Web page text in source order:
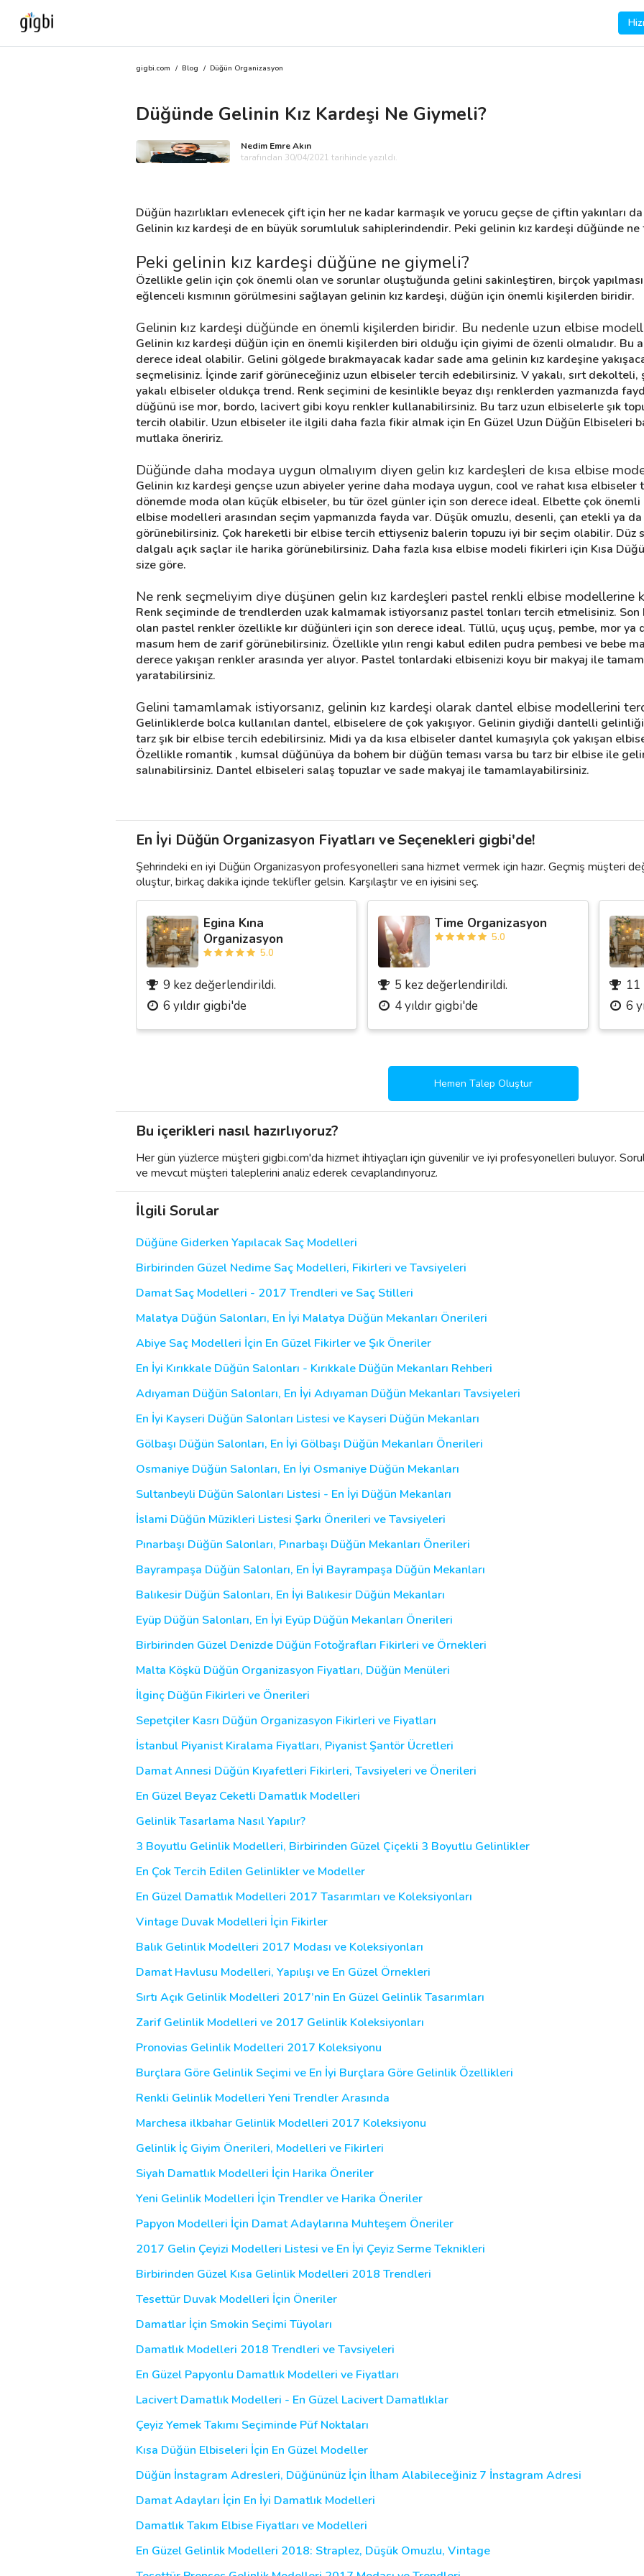
gigbi.com / Blog / Düğün Organizasyon
Düğünde Gelinin Kız Kardeşi Ne Giymeli?
Nedim Emre Akın
tarafından 30/04/2021 tarihinde yazıldı.
Düğün hazırlıkları evlenecek çift için her ne kadar karmaşık ve yorucu geçse de çiftin yakınları
Gelinin kız kardeşi de en büyük sorumluluk sahiplerindendir. Peki gelinin kız kardeşi düğünde
Peki gelinin kız kardeşi düğüne ne giymeli?
Özellikle gelin için çok önemli olan ve sorunlar oluştuğunda gelini sakinleştiren, birçok
eğlenceli kısmının görülmesini sağlayan gelinin kız kardeşi, düğün için önemli kişilerden biridir.
Gelinin kız kardeşi düğünde en önemli kişilerden biridir. Bu nedenle uzun elbise
Gelinin kız kardeşi düğün için en önemli kişilerden biri olduğu için giyimi de özenli olmalıdır. Bu
derece ideal olabilir. Gelini gölgede bırakmayacak kadar sade ama gelinin kız kardeşine
seçmelisiniz. İçinde zarif görüneceğiniz uzun elbiseler tercih edebilirsiniz. V yakalı, sırt
yakalı elbiseler oldukça trend. Renk seçimini de kesinlikle beyaz dışı renklerden yazmanızda
düğünü ise mor, bordo, lacivert gibi koyu renkler kullanabilirsiniz. Bu tarz uzun elbiselerle şık
tercih olabilir. Uzun elbiseler ile ilgili daha fazla fikir almak için En Güzel Uzun Düğün Elbiseleri
mutlaka öneririz.
Düğünde daha modaya uygun olmalıyım diyen gelin kız kardeşleri de kısa elbise
Gelinin kız kardeşi gençse uzun abiyeler yerine daha modaya uygun, cool ve rahat kısa
dönemde moda olan küçük elbiseler, bu tür özel günler için son derece ideal. Elbette çok önemli
elbise modelleri arasından seçim yapmanızda fayda var. Düşük omuzlu, desenli, çan etekli ya
görünebilirsiniz. Çok hareketli bir elbise tercih ettiyseniz balerin topuzu iyi bir seçim olabilir. Düz
dalgalı açık saçlar ile harika görünebilirsiniz. Daha fazla kısa elbise modeli fikirleri için Kısa
size göre.
Ne renk seçmeliyim diye düşünen gelin kız kardeşleri pastel renkli elbise modellerine
Renk seçiminde de trendlerden uzak kalmamak istiyorsanız pastel tonları tercih etmelisiniz.
olan pastel renkler özellikle kır düğünleri için son derece ideal. Tüllü, uçuş uçuş, pembe, mor
masum hem de zarif görünebilirsiniz. Özellikle yılın rengi kabul edilen pudra pembesi ve bebe
derece yakışan renkler arasında yer alıyor. Pastel tonlardaki elbisenizi koyu bir makyaj ile
yaratabilirsiniz.
Gelini tamamlamak istiyorsanız, gelinin kız kardeşi olarak dantel elbise modellerini
Gelinliklerde bolca kullanılan dantel, elbiselere de çok yakışıyor. Gelinin giydiği dantelli
tarz şık bir elbise tercih edebilirsiniz. Midi ya da kısa elbiseler dantel kumaşıyla çok yakışan
Özellikle romantik , kumsal düğünüya da bohem bir düğün teması varsa bu tarz bir elbise ile
salınabilirsiniz. Dantel elbiseleri salaş topuzlar ve sade makyaj ile tamamlayabilirsiniz.
En İyi Düğün Organizasyon Fiyatları ve Seçenekleri gigbi'de!
Şehrindeki en iyi Düğün Organizasyon profesyonelleri sana hizmet vermek için hazır. Geçmiş müşteri
oluştur, birkaç dakika içinde teklifler gelsin. Karşılaştır ve en iyisini seç.
Egina Kına
Organizasyon
5.0
9 kez değerlendirildi.
6 yıldır gigbi'de
Time Organizasyon
5.0
5 kez değerlendirildi.
4 yıldır gigbi'de
11
6
Hemen Talep Oluştur
Bu içerikleri nasıl hazırlıyoruz?
Her gün yüzlerce müşteri gigbi.com'da hizmet ihtiyaçları için güvenilir ve iyi profesyonelleri buluyor.
ve mevcut müşteri taleplerini analiz ederek cevaplandırıyoruz.
İlgili Sorular
Düğüne Giderken Yapılacak Saç Modelleri
Birbirinden Güzel Nedime Saç Modelleri, Fikirleri ve Tavsiyeleri
Damat Saç Modelleri - 2017 Trendleri ve Saç Stilleri
Malatya Düğün Salonları, En İyi Malatya Düğün Mekanları Önerileri
Abiye Saç Modelleri İçin En Güzel Fikirler ve Şık Öneriler
En İyi Kırıkkale Düğün Salonları - Kırıkkale Düğün Mekanları Rehberi
Adıyaman Düğün Salonları, En İyi Adıyaman Düğün Mekanları Tavsiyeleri
En İyi Kayseri Düğün Salonları Listesi ve Kayseri Düğün Mekanları
Gölbaşı Düğün Salonları, En İyi Gölbaşı Düğün Mekanları Önerileri
Osmaniye Düğün Salonları, En İyi Osmaniye Düğün Mekanları
Sultanbeyli Düğün Salonları Listesi - En İyi Düğün Mekanları
İslami Düğün Müzikleri Listesi Şarkı Önerileri ve Tavsiyeleri
Pınarbaşı Düğün Salonları, Pınarbaşı Düğün Mekanları Önerileri
Bayrampaşa Düğün Salonları, En İyi Bayrampaşa Düğün Mekanları
Balıkesir Düğün Salonları, En İyi Balıkesir Düğün Mekanları
Eyüp Düğün Salonları, En İyi Eyüp Düğün Mekanları Önerileri
Birbirinden Güzel Denizde Düğün Fotoğrafları Fikirleri ve Örnekleri
Malta Köşkü Düğün Organizasyon Fiyatları, Düğün Menüleri
İlginç Düğün Fikirleri ve Önerileri
Sepetçiler Kasrı Düğün Organizasyon Fikirleri ve Fiyatları
İstanbul Piyanist Kiralama Fiyatları, Piyanist Şantör Ücretleri
Damat Annesi Düğün Kıyafetleri Fikirleri, Tavsiyeleri ve Önerileri
En Güzel Beyaz Ceketli Damatlık Modelleri
Gelinlik Tasarlama Nasıl Yapılır?
3 Boyutlu Gelinlik Modelleri, Birbirinden Güzel Çiçekli 3 Boyutlu Gelinlikler
En Çok Tercih Edilen Gelinlikler ve Modeller
En Güzel Damatlık Modelleri 2017 Tasarımları ve Koleksiyonları
Vintage Duvak Modelleri İçin Fikirler
Balık Gelinlik Modelleri 2017 Modası ve Koleksiyonları
Damat Havlusu Modelleri, Yapılışı ve En Güzel Örnekleri
Sırtı Açık Gelinlik Modelleri 2017’nin En Güzel Gelinlik Tasarımları
Zarif Gelinlik Modelleri ve 2017 Gelinlik Koleksiyonları
Pronovias Gelinlik Modelleri 2017 Koleksiyonu
Burçlara Göre Gelinlik Seçimi ve En İyi Burçlara Göre Gelinlik Özellikleri
Renkli Gelinlik Modelleri Yeni Trendler Arasında
Marchesa ilkbahar Gelinlik Modelleri 2017 Koleksiyonu
Gelinlik İç Giyim Önerileri, Modelleri ve Fikirleri
Siyah Damatlık Modelleri İçin Harika Öneriler
Yeni Gelinlik Modelleri İçin Trendler ve Harika Öneriler
Papyon Modelleri İçin Damat Adaylarına Muhteşem Öneriler
2017 Gelin Çeyizi Modelleri Listesi ve En İyi Çeyiz Serme Teknikleri
Birbirinden Güzel Kısa Gelinlik Modelleri 2018 Trendleri
Tesettür Duvak Modelleri İçin Öneriler
Damatlar İçin Smokin Seçimi Tüyoları
Damatlık Modelleri 2018 Trendleri ve Tavsiyeleri
En Güzel Papyonlu Damatlık Modelleri ve Fiyatları
Lacivert Damatlık Modelleri - En Güzel Lacivert Damatlıklar
Çeyiz Yemek Takımı Seçiminde Püf Noktaları
Kısa Düğün Elbiseleri İçin En Güzel Modeller
Düğün İnstagram Adresleri, Düğününüz İçin İlham Alabileceğiniz 7 İnstagram Adresi
Damat Adayları İçin En İyi Damatlık Modelleri
Damatlık Takım Elbise Fiyatları ve Modelleri
En Güzel Gelinlik Modelleri 2018: Straplez, Düşük Omuzlu, Vintage